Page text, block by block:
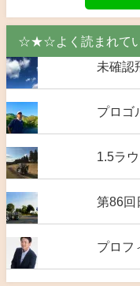
☆★☆よく読まれて
未確認
プロゴ
1.5ラ
第86回
プロフ